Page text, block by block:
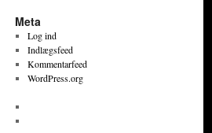
Meta
Log ind
Indlægsfeed
Kommentarfeed
WordPress.org